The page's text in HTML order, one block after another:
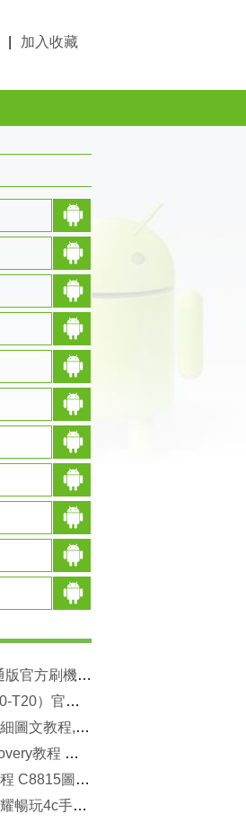
加入收藏
華為P6 S-U06聯通版官方刷機教程
榮耀3X Pro（G750-T20）官方刷機教程
華為C8815刷機詳細圖文教程,華為C8815一鍵刷機教程
華為C8815刷Recovery教程 詳細圖解小白也不怕不怕啦 刷機必備
華為C8815解鎖教程 C8815圖文解鎖教程
史上最詳細華為榮耀暢玩4c手機解鎖教程